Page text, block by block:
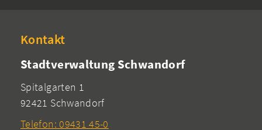
Kontakt
Stadtverwaltung Schwandorf
Spitalgarten 1
92421 Schwandorf
Telefon: 09431 45-0